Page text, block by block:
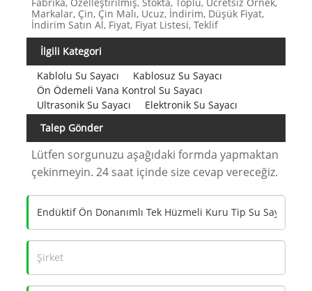
Markalar, Çin, Çin Malı, Ucuz, İndirim, Düşük Fiyat,
İndirim Satın Al, Fiyat, Fiyat Listesi, Teklif
İlgili Kategori
Kablolu Su Sayacı
Kablosuz Su Sayacı
Ön Ödemeli Vana Kontrol Su Sayacı
Ultrasonik Su Sayacı
Elektronik Su Sayacı
Talep Gönder
Lütfen sorgunuzu aşağıdaki formda yapmaktan
çekinmeyin. 24 saat içinde size cevap vereceğiz.